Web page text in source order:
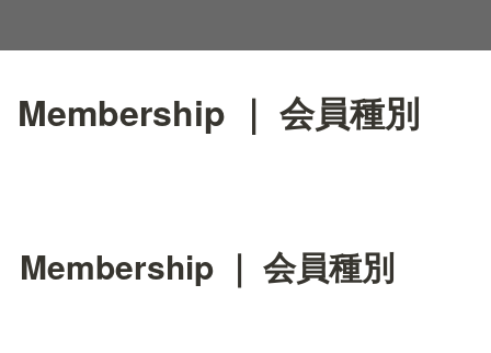
Membership ｜ 会員種別
Membership ｜ 会員種別